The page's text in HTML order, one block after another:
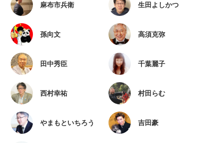
麻布市兵衛 生田よしかつ
孫向文 高須克弥
田中秀臣 千葉麗子
西村幸祐 村田らむ
やまもといちろう 吉田豪